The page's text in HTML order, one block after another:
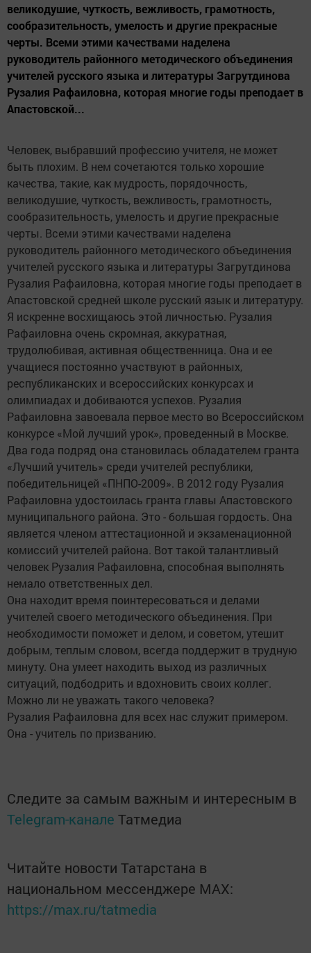
великодушие, чуткость, вежливость, грамотность,
сообразительность, умелость и другие прекрасные
черты. Всеми этими качествами наделена
руководитель районного методического объединения
учителей русского языка и литературы Загрутдинова
Рузалия Рафаиловна, которая многие годы преподает в
Апастовской...
Человек, выбравший профессию учителя, не может
быть плохим. В нем сочетаются только хорошие
качества, такие, как мудрость, порядочность,
великодушие, чуткость, вежливость, грамотность,
сообразительность, умелость и другие прекрасные
черты. Всеми этими качествами наделена
руководитель районного методического объединения
учителей русского языка и литературы Загрутдинова
Рузалия Рафаиловна, которая многие годы преподает в
Апастовской средней школе русский язык и литературу.
Я искренне восхищаюсь этой личностью. Рузалия
Рафаиловна очень скромная, аккуратная,
трудолюбивая, активная общественница. Она и ее
учащиеся постоянно участвуют в районных,
республиканских и всероссийских конкурсах и
олимпиадах и добиваются успехов. Рузалия
Рафаиловна завоевала первое место во Всероссийском
конкурсе «Мой лучший урок», проведенный в Москве.
Два года подряд она становилась обладателем гранта
«Лучший учитель» среди учителей республики,
победительницей «ПНПО-2009». В 2012 году Рузалия
Рафаиловна удостоилась гранта главы Апастовского
муниципального района. Это - большая гордость. Она
является членом аттестационной и экзаменационной
комиссий учителей района. Вот такой талантливый
человек Рузалия Рафаиловна, способная выполнять
немало ответственных дел.
Она находит время поинтересоваться и делами
учителей своего методического объединения. При
необходимости поможет и делом, и советом, утешит
добрым, теплым словом, всегда поддержит в трудную
минуту. Она умеет находить выход из различных
ситуаций, подбодрить и вдохновить своих коллег.
Можно ли не уважать такого человека?
Рузалия Рафаиловна для всех нас служит примером.
Она - учитель по призванию.
Следите за самым важным и интересным в
Telegram-канале Татмедиа
Читайте новости Татарстана в
национальном мессенджере MАХ:
https://max.ru/tatmedia